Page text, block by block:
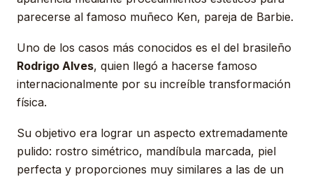
parecerse al famoso muñeco Ken, pareja de Barbie.
Uno de los casos más conocidos es el del brasileño
Rodrigo Alves, quien llegó a hacerse famoso
internacionalmente por su increíble transformación
física.
Su objetivo era lograr un aspecto extremadamente
pulido: rostro simétrico, mandíbula marcada, piel
perfecta y proporciones muy similares a las de un